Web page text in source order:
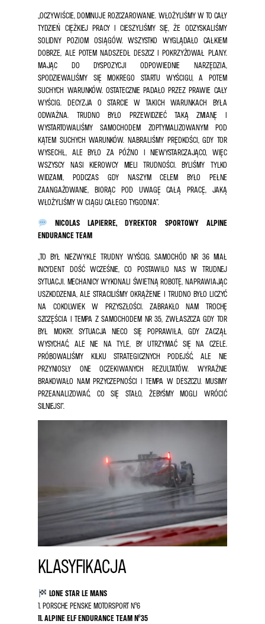
„OCZYWIŚCIE, DOMINUJE ROZCZAROWANIE. WŁOŻYLIŚMY W TO CAŁY
TYDZIEŃ CIĘŻKIEJ PRACY I CIESZYLIŚMY SIĘ, ŻE ODZYSKALIŚMY
SOLIDNY POZIOM OSIĄGÓW. WSZYSTKO WYGLĄDAŁO CAŁKIEM
DOBRZE, ALE POTEM NADSZEDŁ DESZCZ I POKRZYŻOWAŁ PLANY.
MAJĄC DO DYSPOZYCJI ODPOWIEDNIE NARZĘDZIA,
SPODZIEWALIŚMY SIĘ MOKREGO STARTU WYŚCIGU, A POTEM
SUCHYCH WARUNKÓW. OSTATECZNIE PADAŁO PRZEZ PRAWIE CAŁY
WYŚCIG. DECYZJA O STARCIE W TAKICH WARUNKACH BYŁA
ODWAŻNA. TRUDNO BYŁO PRZEWIDZIEĆ TAKĄ ZMIANĘ I
WYSTARTOWALIŚMY SAMOCHODEM ZOPTYMALIZOWANYM POD
KĄTEM SUCHYCH WARUNKÓW. NABRALIŚMY PRĘDKOŚCI, GDY TOR
WYSECHŁ, ALE BYŁO ZA PÓŹNO I NIEWYSTARCZAJĄCO, WIĘC
WSZYSCY NASI KIEROWCY MIELI TRUDNOŚCI. BYLIŚMY TYLKO
WIDZAMI, PODCZAS GDY NASZYM CELEM BYŁO PEŁNE
ZAANGAŻOWANIE, BIORĄC POD UWAGĘ CAŁĄ PRACĘ, JAKĄ
WŁOŻYLIŚMY W CIĄGU CAŁEGO TYGODNIA”.
NICOLAS LAPIERRE, DYREKTOR SPORTOWY ALPINE
ENDURANCE TEAM
„TO BYŁ NIEZWYKLE TRUDNY WYŚCIG. SAMOCHÓD NR 36 MIAŁ
INCYDENT DOŚĆ WCZEŚNIE, CO POSTAWIŁO NAS W TRUDNEJ
SYTUACJI. MECHANICY WYKONALI ŚWIETNĄ ROBOTĘ, NAPRAWIAJĄC
USZKODZENIA, ALE STRACILIŚMY OKRĄŻENIE I TRUDNO BYŁO LICZYĆ
NA COKOLWIEK W PRZYSZŁOŚCI. ZABRAKŁO NAM TROCHĘ
SZCZĘŚCIA I TEMPA Z SAMOCHODEM NR 35, ZWŁASZCZA GDY TOR
BYŁ MOKRY. SYTUACJA NIECO SIĘ POPRAWIŁA, GDY ZACZĄŁ
WYSYCHAĆ, ALE NIE NA TYLE, BY UTRZYMAĆ SIĘ NA CZELE.
PRÓBOWALIŚMY KILKU STRATEGICZNYCH PODEJŚĆ, ALE NIE
PRZYNIOSŁY ONE OCZEKIWANYCH REZULTATÓW. WYRAŹNIE
BRAKOWAŁO NAM PRZYCZEPNOŚCI I TEMPA W DESZCZU. MUSIMY
PRZEANALIZOWAĆ, CO SIĘ STAŁO, ŻEBYŚMY MOGLI WRÓCIĆ
SILNIEJSI”.
KLASYFIKACJA
LONE STAR LE MANS
1. PORSCHE PENSKE MOTORSPORT N°6
11. ALPINE ELF ENDURANCE TEAM N°35